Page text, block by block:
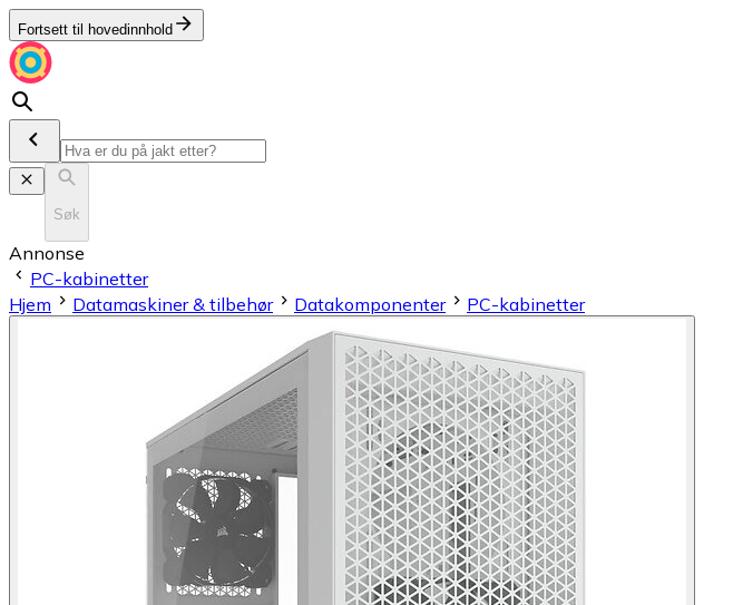
Fortsett til hovedinnhold
Søk
Annonse
PC-kabinetter
Hjem
Datamaskiner & tilbehør Datakomponenter PC-kabinetter